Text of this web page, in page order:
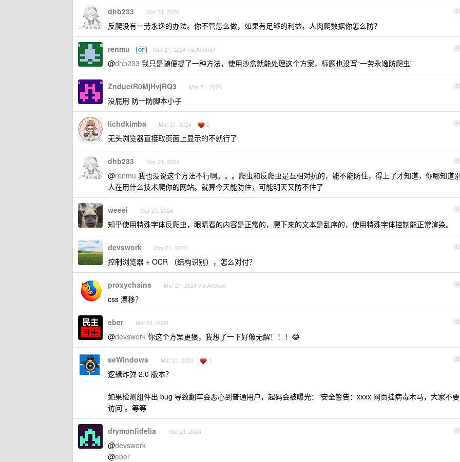
11
dhb233 Mar 21, 2024
反爬没有一劳永逸的办法。你不管怎么做，如果有足够的利益，人肉爬数据你怎么防？
12
renmu OP Mar 21, 2024 via Android
@dhb233 我只是随便提了一种方法，使用沙盒就能处理这个方案，标题也没写“一劳永逸防爬虫”
13
ZnductR0MjHvjRQ3 Mar 21, 2024
没屁用 防一防脚本小子
14
lichdkimba Mar 21, 2024 2
无头浏览器直接取页面上显示的不就行了
15
dhb233 Mar 21, 2024
@renmu 我也没说这个方法不行啊。。。爬虫和反爬虫是互相对抗的，能不能防住，得上了才知道，你哪知道
人在用什么技术爬你的网站。就算今天能防住，可能明天又防不住了
16
weeei Mar 21, 2024
知乎使用特殊字体反爬虫，眼睛看的内容是正常的，爬下来的文本是乱序的，使用特殊字体控制能正常渲染。
17
devswork Mar 21, 2024
控制浏览器 + OCR （结构识别），怎么对付？
18
proxychains Mar 21, 2024 via Android
css 漂移？
19
eber Mar 21, 2024
@devswork 你这个方案更狠，我想了一下好像无解！！！😂
20
seWindows Mar 21, 2024 1
逻辑炸弹 2.0 版本？
如果检测组件出 bug 导致翻车会恶心到普通用户，起码会被曝光：“安全警告：xxxx 网页挂病毒木马，大家不要
访问"。等等
21
drymonfidelia Mar 21, 2024
@devswork
@eber